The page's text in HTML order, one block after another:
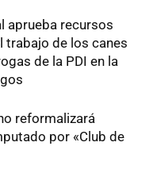
aprueba recursos
trabajo de los canes
de la PDI en la
reformalizará
por «Club de